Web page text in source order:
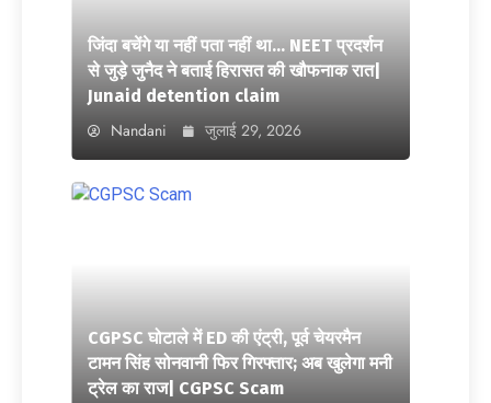
जिंदा बचेंगे या नहीं पता नहीं था… NEET प्रदर्शन
से जुड़े जुनैद ने बताई हिरासत की खौफनाक रात|
Junaid detention claim
Nandani जुलाई 29, 2026
CGPSC घोटाले में ED की एंट्री, पूर्व चेयरमैन
टामन सिंह सोनवानी फिर गिरफ्तार; अब खुलेगा मनी
ट्रेल का राज| CGPSC Scam